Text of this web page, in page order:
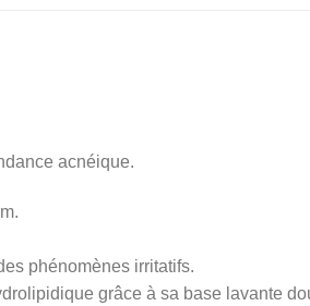
acnéique.
phénomènes irritatifs.
grâce à sa base lavante